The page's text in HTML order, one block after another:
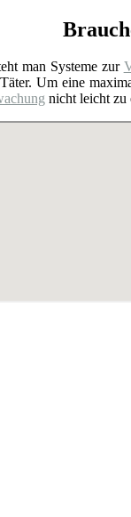
man Systeme zur
Um eine
nicht leicht zu